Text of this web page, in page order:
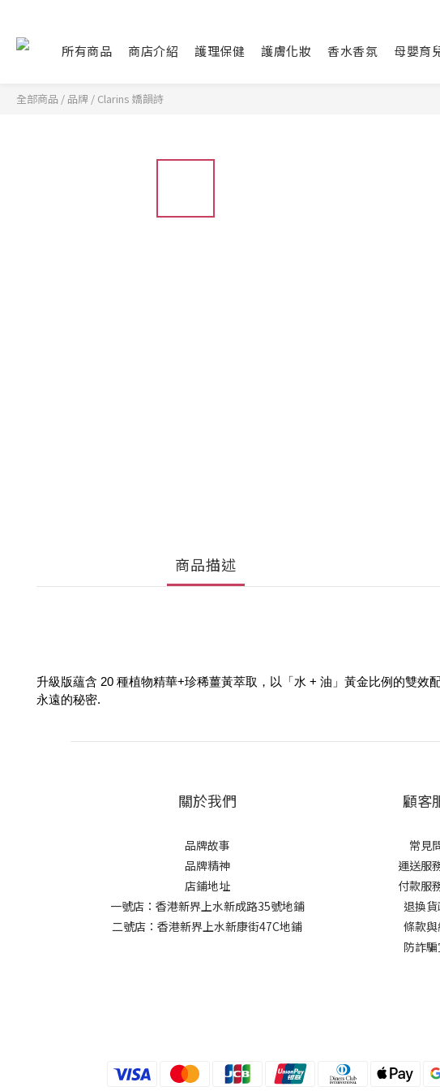
所有商品 商店介紹 護理保健 護膚化妝 香水香氛 母嬰育
全部商品 / 品牌 / Clarins 嬌韻詩
商品描述
升級版蘊含 20 種植物精華+珍稀薑黃萃取，以「水 + 油」黃金比例的雙
永遠的秘密.
關於我們
品牌故事
品牌精神
店鋪地址
一號店：香港新界上水新成路35號地鋪
二號店：香港新界上水新康街47C地鋪
顧客
常見
運送服
付款服
退換
條款與
防詐